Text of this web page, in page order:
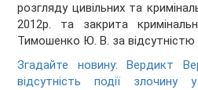
розгляду цивільних та
2012р. та закрита
Тимошенко Ю. В. за відсутністю
Згадайте новину: Вердикт
відсутність події злочину